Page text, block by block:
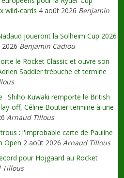
wild-cards 4 août 2026 Benjamin
joueront la Solheim Cup 2026
Benjamin Cadiou
le Rocket Classic et ouvre son
Saddier trébuche et termine
: Shiho Kuwaki remporte le British
off, Céline Boutier termine à une
Arnaud Tillous
: l'improbable carte de Pauline
Open 2 août 2026 Arnaud Tillous
pour Hojgaard au Rocket
Tillous